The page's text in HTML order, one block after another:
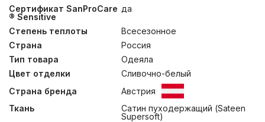
Сертификат SanProCare
® Sensitive
да
Степень теплоты
Всесезонное
Страна
Россия
Тип товара
Одеяла
Цвет отделки
Сливочно-белый
Страна бренда
Австрия
Ткань
Сатин пуходержащий (Sateen
Supersoft)